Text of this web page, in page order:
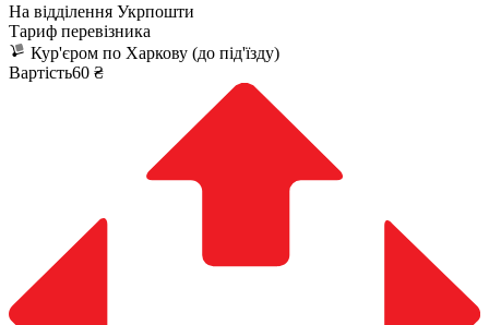
На відділення Укрпошти
Тариф перевізника
Кур'єром по Харкову (до під'їзду)
Вартість60 ₴